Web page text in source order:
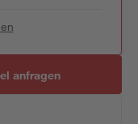
anfragen